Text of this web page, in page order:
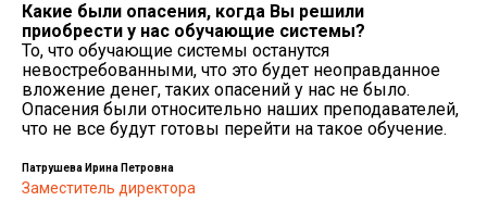
Какие были опасения, когда Вы решили
приобрести у нас обучающие системы?
То, что обучающие системы останутся
невостребованными, что это будет неоправданное
вложение денег, таких опасений у нас не было.
Опасения были относительно наших преподавателей,
что не все будут готовы перейти на такое обучение.
Патрушева Ирина Петровна
Заместитель директора